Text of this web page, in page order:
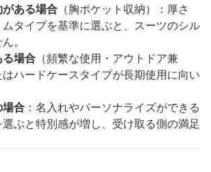
ある場合 （胸ポケット収納）：厚さ
タイプを基準に選ぶと、スーツのシル
。
場合 （頻繁な使用・アウトドア兼
ハードケースタイプが長期使用に向い
場合 ：名入れやパーソナライズができる
ぶと特別感が増し、受け取る側の満足